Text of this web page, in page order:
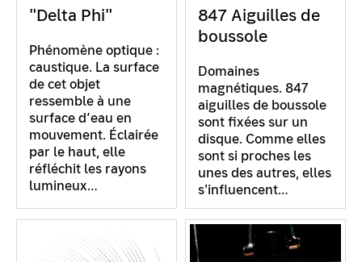
"Delta Phi"
Phénomène optique :
caustique. La surface
de cet objet
ressemble à une
surface d’eau en
mouvement. Éclairée
par le haut, elle
réfléchit les rayons
lumineux…
847 Aiguilles de
boussole
Domaines
magnétiques. 847
aiguilles de boussole
sont fixées sur un
disque. Comme elles
sont si proches les
unes des autres, elles
s'influencent…